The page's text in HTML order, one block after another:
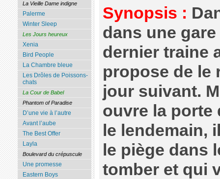
Synopsis :
dans une
dernier traine
propose de le
jour suivant.
ouvre la porte
le lendemain,
le piège dans
tomber et qui
La Vieille Dame indigne
Palerme
Winter Sleep
Les Jours heureux
Xenia
Bird People
La Chambre bleue
Les Drôles de Poissons-
chats
La Cour de Babel
Phantom of Paradise
D’une vie à l’autre
Avant l’aube
The Best Offer
Layla
Boulevard du crépuscule
Une promesse
Eastern Boys